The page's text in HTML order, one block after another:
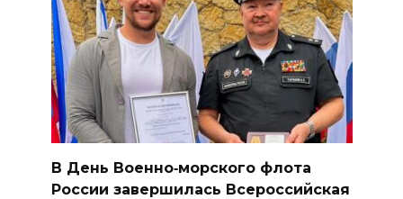
В День Военно‑морского флота
России завершилась Всероссийская